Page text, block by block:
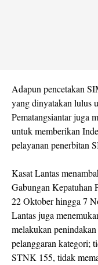
Adapun pencetakan
yang dinyatakan lulus
Pematangsiantar juga
untuk memberikan
pelayanan penerbitan
Kasat Lantas
Gabungan Kepatuhan
22 Oktober hingga 7
Lantas juga
melakukan
pelanggaran kategori;
STNK 155, tidak